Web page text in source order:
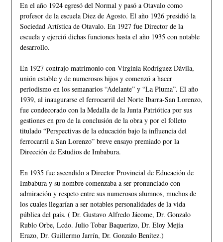
En el año 1924 egresó del Normal y pasó a Otavalo como
profesor de la escuela Diez de Agosto. El año 1926 presidió la
Sociedad Artística de Otavalo. En 1927 fue Director de la
escuela y ejerció dichas funciones hasta el año 1935 con notable
desarrollo.
En 1927 contrajo matrimonio con Virginia Rodríguez Dávila,
unión estable y de numerosos hijos y comenzó a hacer
periodismo en los semanarios “Adelante” y “La Pluma”. El año
1939, al inaugurarse el ferrocarril del Norte Ibarra-San Lorenzo,
fue condecorado con la Medalla de la Junta Patriótica por sus
gestiones en pro de la conclusión de la obra y por el folleto
titulado “Perspectivas de la educación bajo la influencia del
ferrocarril a San Lorenzo” breve ensayo premiado por la
Dirección de Estudios de Imbabura.
En 1935 fue ascendido a Director Provincial de Educación de
Imbabura y su nombre comenzaba a ser pronunciado con
admiración y respeto entre sus numerosos alumnos, muchos de
los cuales llegarían a ser notables personalidades de la vida
pública del país. ( Dr. Gustavo Alfredo Jácome, Dr. Gonzalo
Rublo Orbe, Lcdo. Julio Tobar Baquerizo, Dr. Eloy Mejía
Erazo, Dr. Guillermo Jarrín, Dr. Gonzalo Benítez.)